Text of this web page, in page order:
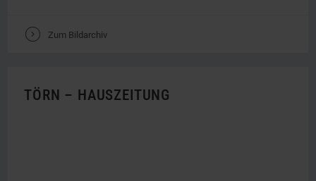
V Zum Bildarchiv
TÖRN – HAUSZEITUNG